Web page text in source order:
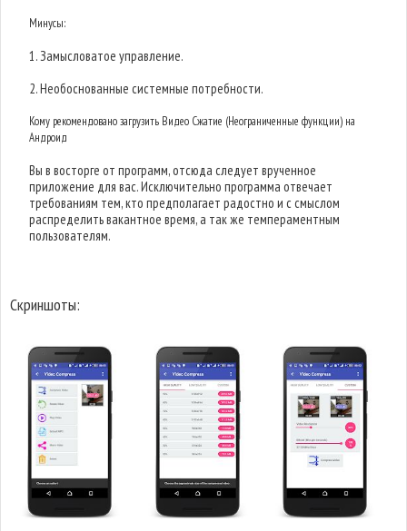
Минусы:
1. Замысловатое управление.
2. Необоснованные системные потребности.
Кому рекомендовано загрузить Видео Сжатие (Неограниченные функции) на
Андроид
Вы в восторге от программ, отсюда следует врученное
приложение для вас. Исключительно программа отвечает
требованиям тем, кто предполагает радостно и с смыслом
распределить вакантное время, а так же темпераментным
пользователям.
Скриншоты: